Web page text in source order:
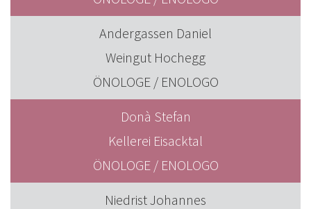
Andergassen Daniel
Weingut Hochegg
ÖNOLOGE / ENOLOGO
Donà Stefan
Kellerei Eisacktal
ÖNOLOGE / ENOLOGO
Niedrist Johannes